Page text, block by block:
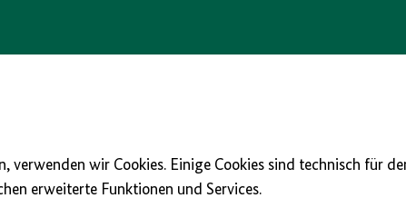
verwenden wir Cookies. Einige Cookies sind technisch für
erweiterte Funktionen und Services.